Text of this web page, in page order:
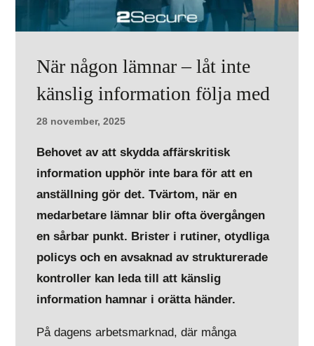
När någon lämnar – låt inte
känslig information följa med
28 november, 2025
Behovet av att skydda affärskritisk
information upphör inte bara för att en
anställning gör det. Tvärtom, när en
medarbetare lämnar blir ofta övergången
en sårbar punkt. Brister i rutiner, otydliga
policys och en avsaknad av strukturerade
kontroller kan leda till att känslig
information hamnar i orätta händer.
På dagens arbetsmarknad, där många